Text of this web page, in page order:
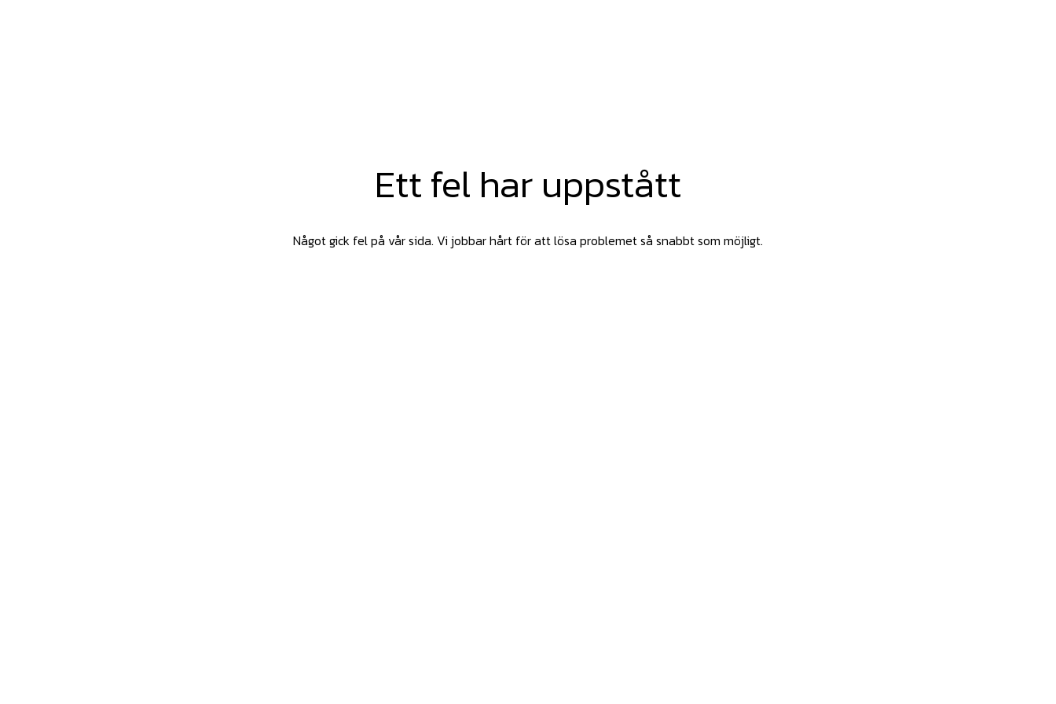
Ett fel har uppstått
Något gick fel på vår sida. Vi jobbar hårt för att lösa problemet så snabbt som möjligt.